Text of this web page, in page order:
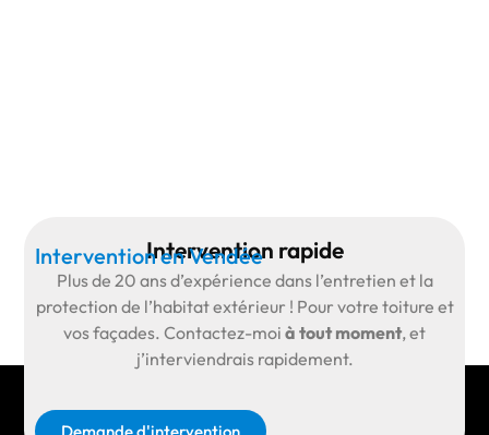
Intervention rapide
Intervention en Vendée
Plus de 20 ans d’expérience dans l’entretien et la
protection de l’habitat extérieur ! Pour votre toiture et
vos façades. Contactez-moi à tout moment, et
j’interviendrais rapidement.